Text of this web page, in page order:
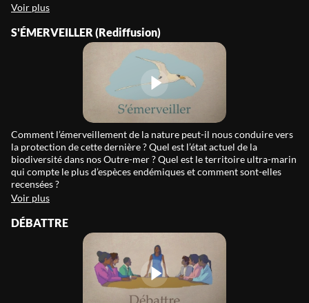
Voir plus
S'ÉMERVEILLER (Rediffusion)
Comment l’émerveillement de la nature peut-il nous conduire vers
la protection de cette dernière ? Quel est l’état actuel de la
biodiversité dans nos Outre-mer ? Quel est le territoire ultra-marin
qui compte le plus d’espèces endémiques et comment sont-elles
recensées ?
Voir plus
DÉBATTRE